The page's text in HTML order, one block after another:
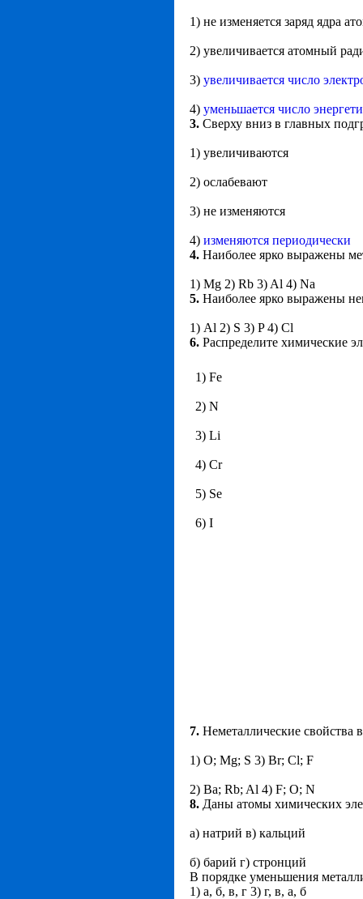
1) не изменяется заряд ядра
2) увеличивается атомный
3) увеличивается число
4) уменьшается число
3. Сверху вниз в главных
1) увеличиваются
2) ослабевают
3) не изменяются
4) изменяются периодически
4. Наиболее ярко выражены
1) Mg 2) Rb 3) Al 4) Na
5. Наиболее ярко выражены
1) Al 2) S 3) P 4) Cl
6. Распределите химические
1) Fe
2) N
3) Li
4) Cr
5) Se
6) I
7. Неметаллические свойства
1) O; Mg; S 3) Br; Cl; F
2) Ba; Rb; Al 4) F; O; N
8. Даны атомы химических
а) натрий в) кальций
б) барий г) стронций
В порядке уменьшения
1) а, б, в, г 3) г, в, а, б